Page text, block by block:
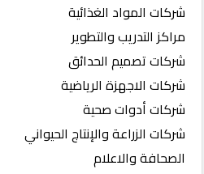
شركات المواد الغذائية
مراكز التدريب والتطوير
شركات تصميم الحدائق
شركات الاجهزة الرياضية
شركات أدوات صحية
شركات الزراعة والإنتاج الحيواني
الصحافة والاعلام